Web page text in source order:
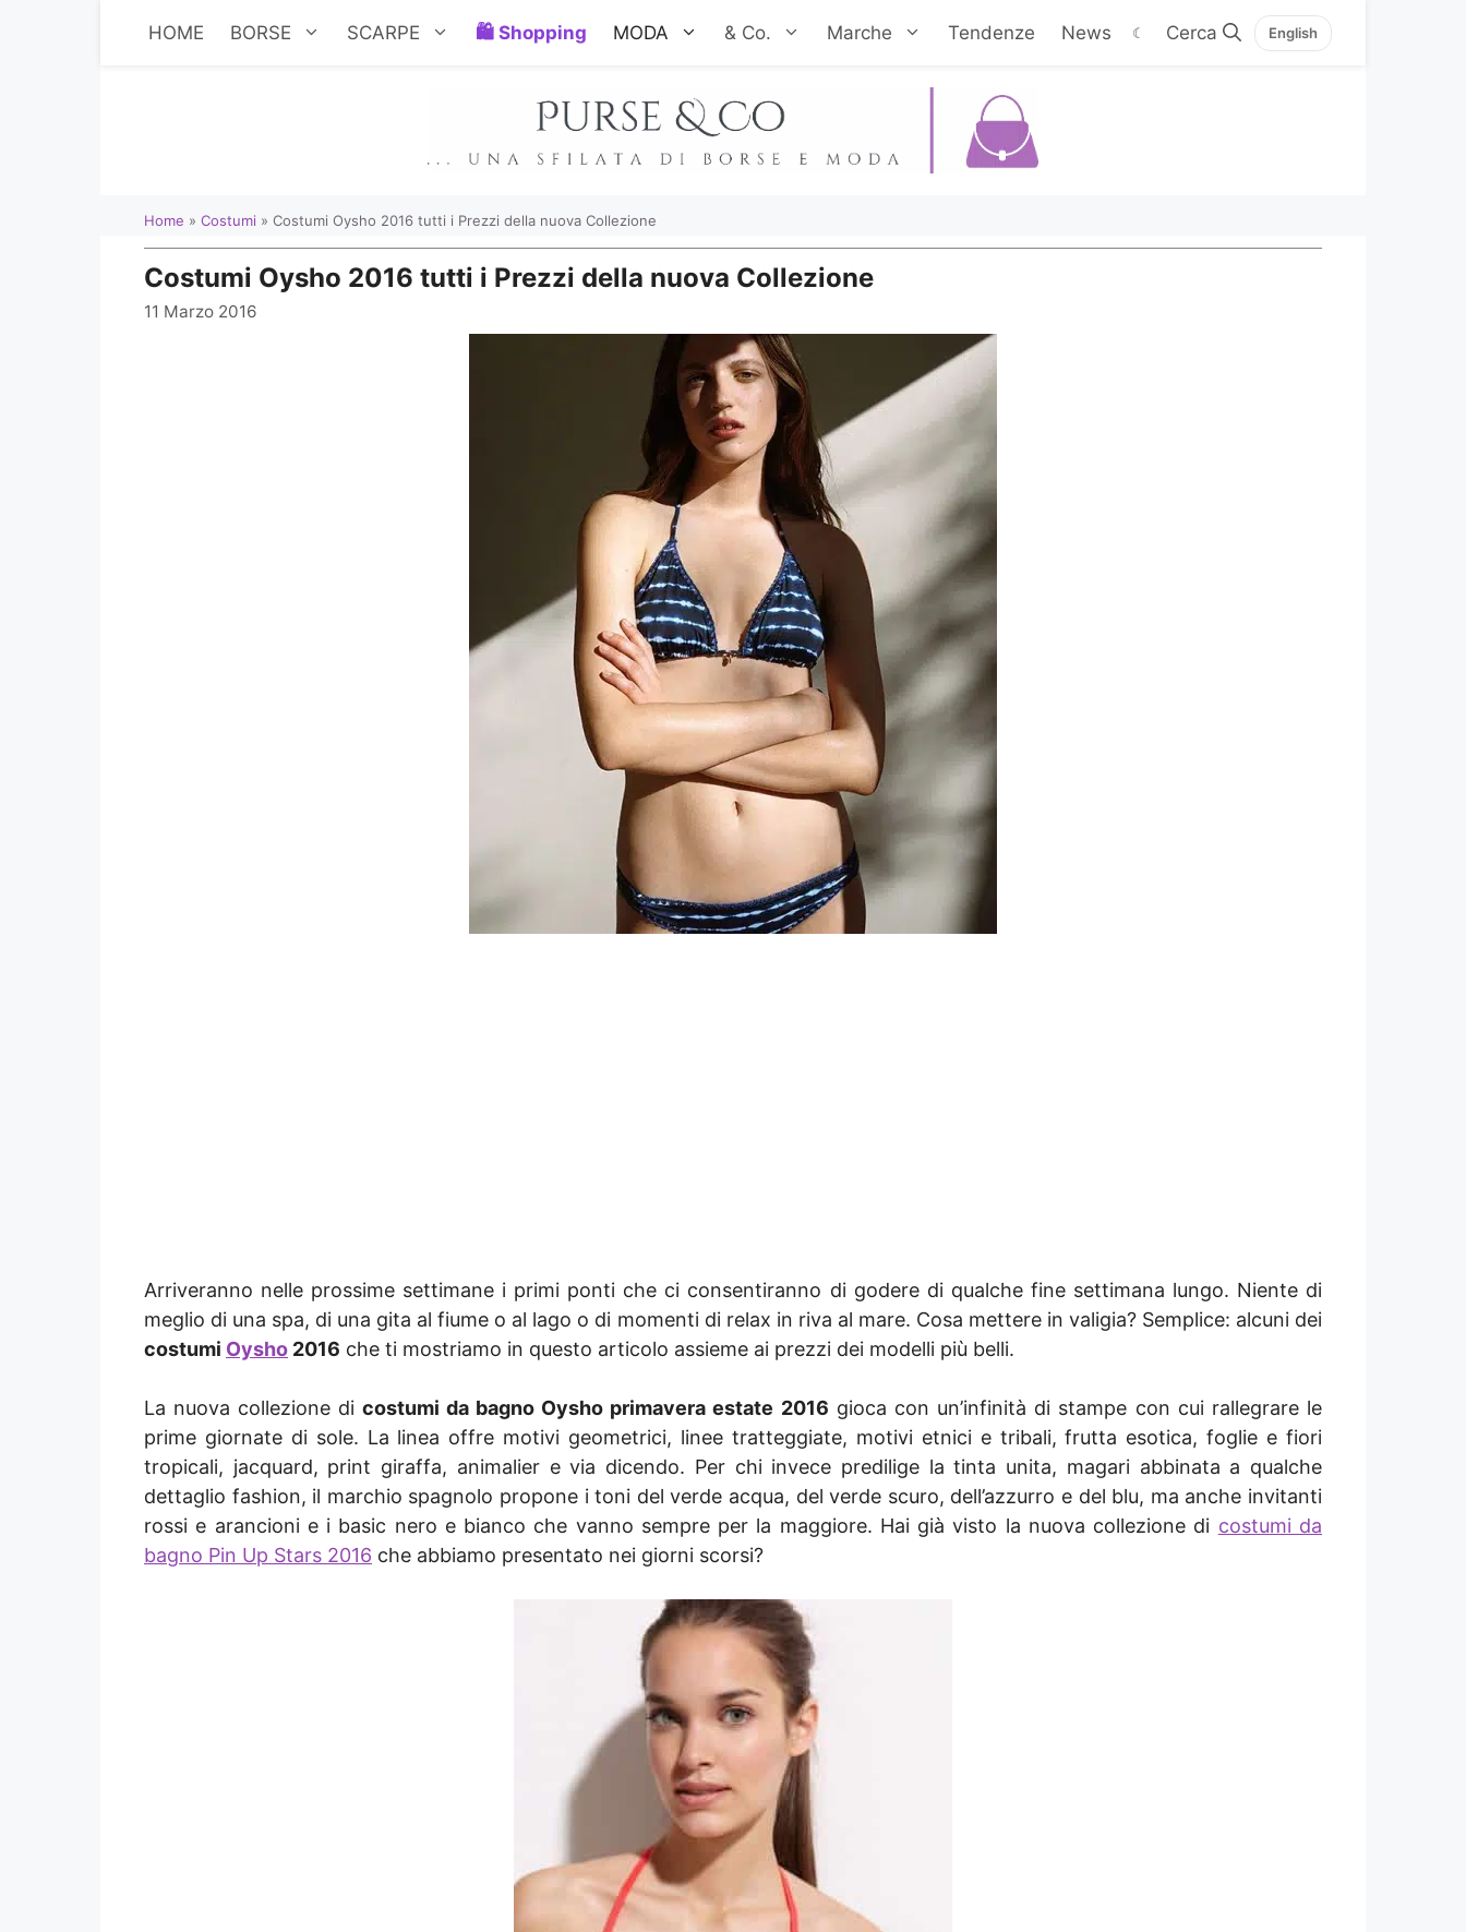
HOME BORSE SCARPE Shopping MODA & Co. Marche Tendenze News ☾ English
Home » Costumi » Costumi Oysho 2016 tutti i Prezzi della nuova Collezione
Costumi Oysho 2016 tutti i Prezzi della nuova Collezione
11 Marzo 2016
Arriveranno nelle prossime settimane i primi ponti che ci consentiranno di godere di qualche fine settimana lungo. Niente di
meglio di una spa, di una gita al fiume o al lago o di momenti di relax in riva al mare. Cosa mettere in valigia? Semplice: alcuni dei
costumi Oysho 2016 che ti mostriamo in questo articolo assieme ai prezzi dei modelli più belli.
La nuova collezione di costumi da bagno Oysho primavera estate 2016 gioca con un’infinità di stampe con cui rallegrare le
prime giornate di sole. La linea offre motivi geometrici, linee tratteggiate, motivi etnici e tribali, frutta esotica, foglie e fiori
tropicali, jacquard, print giraffa, animalier e via dicendo. Per chi invece predilige la tinta unita, magari abbinata a qualche
dettaglio fashion, il marchio spagnolo propone i toni del verde acqua, del verde scuro, dell’azzurro e del blu, ma anche invitanti
rossi e arancioni e i basic nero e bianco che vanno sempre per la maggiore. Hai già visto la nuova collezione di costumi da
bagno Pin Up Stars 2016 che abbiamo presentato nei giorni scorsi?